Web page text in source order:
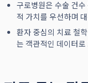
구로병원은 수술 건
적 가치를 우선하며
환자 중심의 치료 철
는 객관적인 데이터